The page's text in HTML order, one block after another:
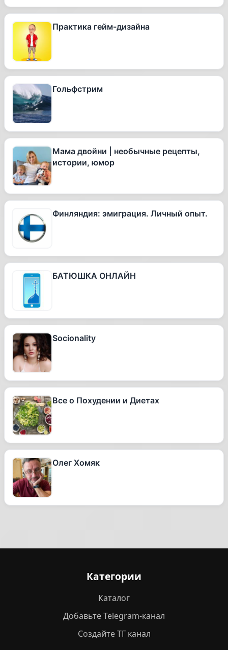
Практика гейм-дизайна
Гольфстрим
Мама двойни | необычные рецепты,
истории, юмор
Финляндия: эмиграция. Личный опыт.
БАТЮШКА ОНЛАЙН
Socionality
Все о Похудении и Диетах
Олег Хомяк
Категории
Каталог
Добавьте Telegram-канал
Создайте ТГ канал